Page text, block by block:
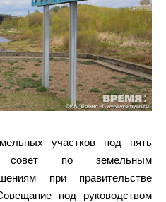
участков под пять
совет по земельным
при правительстве
под руководством